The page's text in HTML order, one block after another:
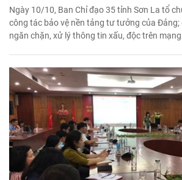
Ngày 10/10, Ban Chỉ đạo 35 tỉnh Sơn La tổ
công tác bảo vệ nền tảng tư tưởng của Đảng;
ngăn chặn, xử lý thông tin xấu, độc trên